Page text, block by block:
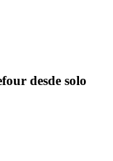
desde solo